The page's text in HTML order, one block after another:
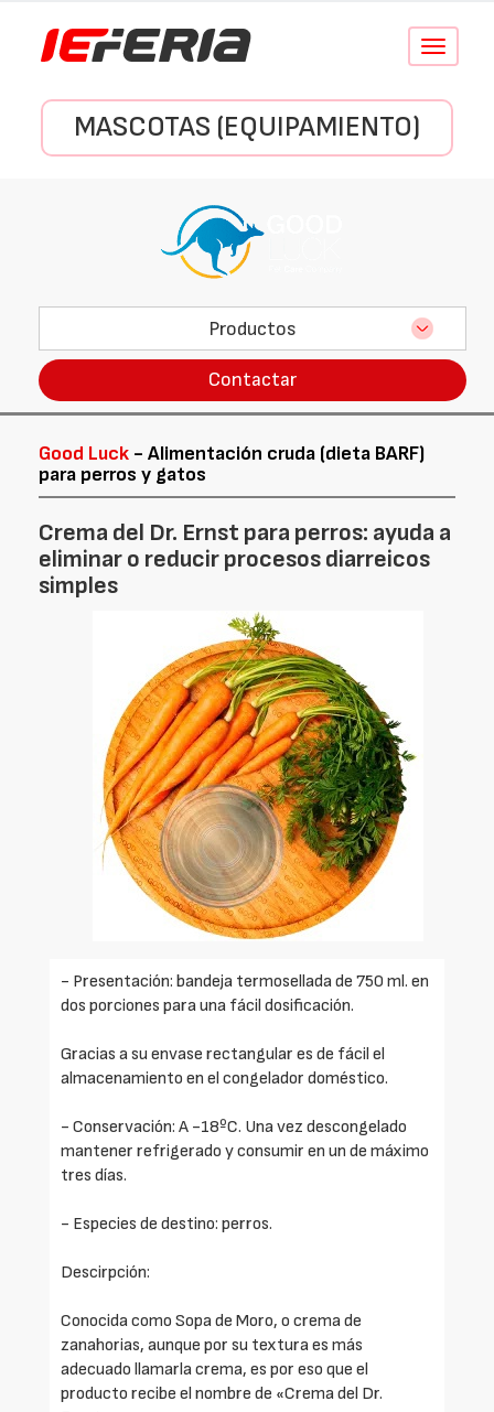
Conmutar
MASCOTAS (EQUIPAMIENTO)
Productos
Contactar
Good Luck - Alimentación cruda (dieta BARF)
para perros y gatos
Crema del Dr. Ernst para perros: ayuda a
eliminar o reducir procesos diarreicos
simples
- Presentación: bandeja termosellada de 750 ml. en
dos porciones para una fácil dosificación.
Gracias a su envase rectangular es de fácil el
almacenamiento en el congelador doméstico.
- Conservación: A -18ºC. Una vez descongelado
mantener refrigerado y consumir en un de máximo
tres días.
- Especies de destino: perros.
Descirpción:
Conocida como Sopa de Moro, o crema de
zanahorias, aunque por su textura es más
adecuado llamarla crema, es por eso que el
producto recibe el nombre de «Crema del Dr.